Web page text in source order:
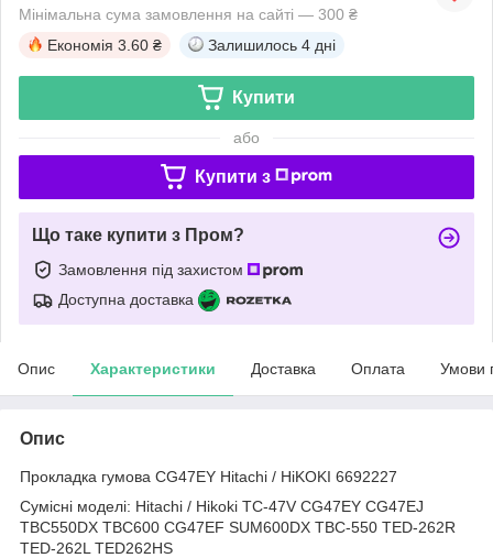
Мінімальна сума замовлення на сайті — 300 ₴
Економія 3.60 ₴ Залишилось 4 дні
Купити
або
Купити з
Що таке купити з Пром?
Замовлення під захистом
Доступна доставка
Опис Характеристики Доставка Оплата Умови
Опис
Прокладка гумова CG47EY Hitachi / HiKOKI 6692227
Сумісні моделі: Hitachi / Hikoki TC-47V CG47EY CG47EJ
TBC550DX TBC600 CG47EF SUM600DX TBC-550 TED-262R
TED-262L TED262HS